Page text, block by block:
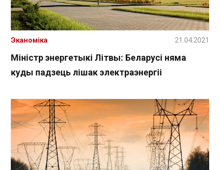
Міністр энергетыкі Літвы: Беларусі няма
куды падзець лішак электраэнергіі
Эканоміка 21.04.2021